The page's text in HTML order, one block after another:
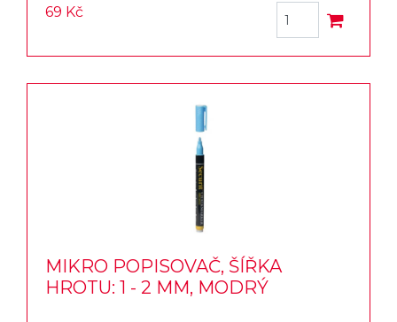
69 Kč
MIKRO POPISOVAČ, ŠÍŘKA
HROTU: 1 - 2 MM, MODRÝ